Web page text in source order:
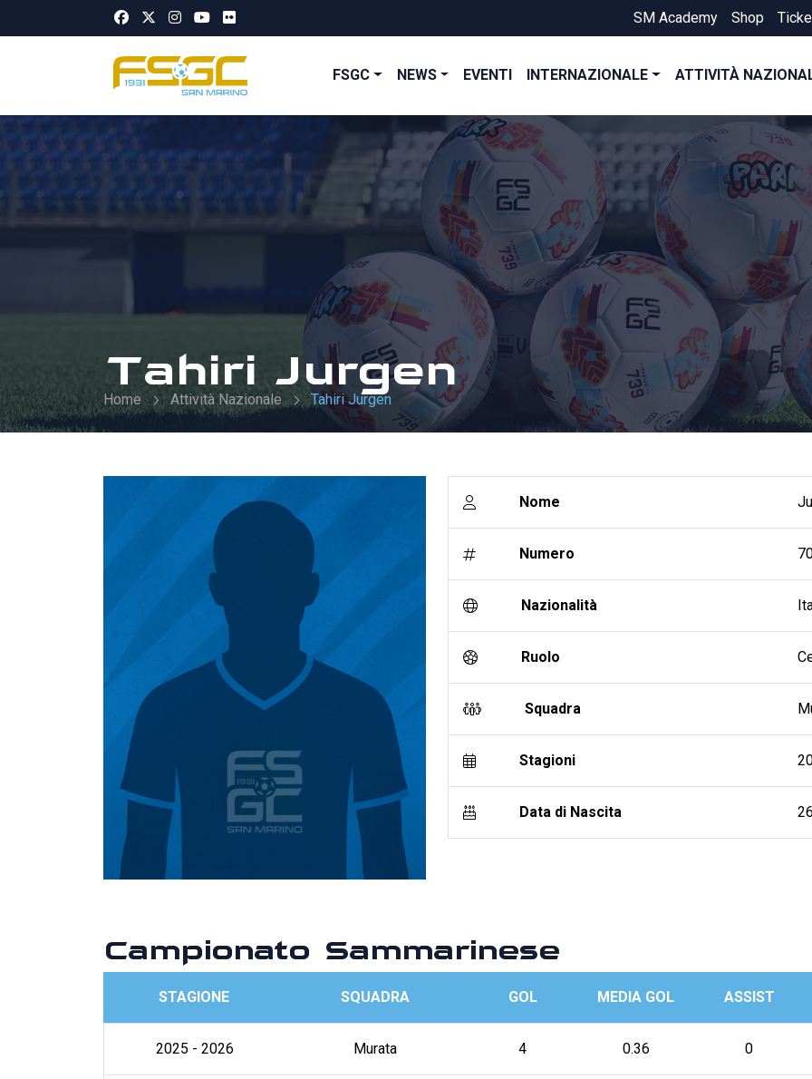
SM Academy Shop
FSGC NEWS EVENTI INTERNAZIONALE ATTIVITÀ
Tahiri Jurgen
Home Attività Nazionale Tahiri Jurgen
Nome
Numero
Nazionalità
Ruolo
Squadra
Stagioni
Data di Nascita
Campionato Sammarinese
STAGIONE SQUADRA GOL MEDIA GOL ASSIST
2025 - 2026 Murata 4 0.36 0